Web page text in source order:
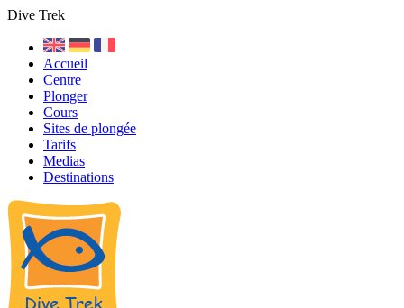
Dive Trek
Accueil
Centre
Plonger
Cours
Sites de plongée
Tarifs
Medias
Destinations